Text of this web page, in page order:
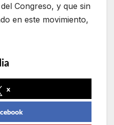
Congreso, y que sin
en este movimiento,
x